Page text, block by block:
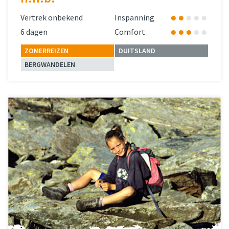
Vertrek onbekend
Inspanning
6 dagen
Comfort
ZOMERREIZEN
DUITSLAND
BERGWANDELEN